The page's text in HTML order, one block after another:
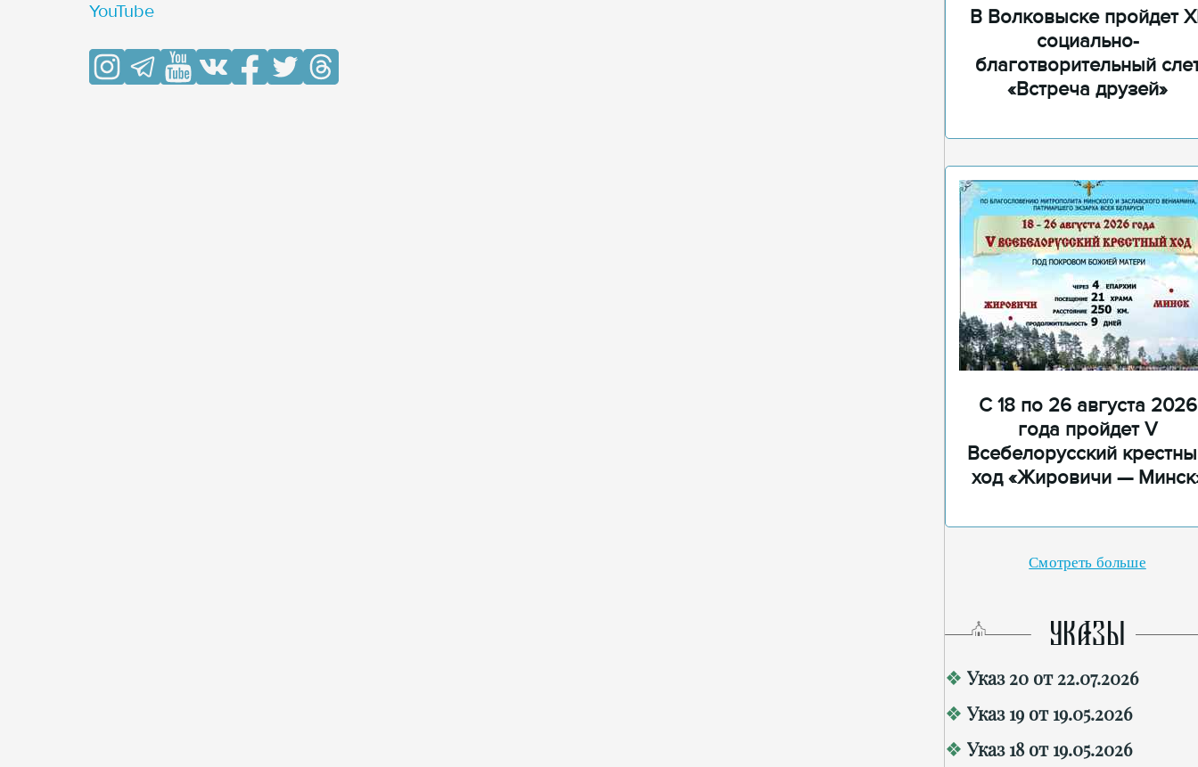
YouTube
В Волковыске пройдет
социально-
благотворительный
«Встреча друзей»
С 18 по 26 августа 2026
года пройдет V
Всебелорусский
ход «Жировичи —
Смотреть больше
УКАЗЫ
Указ 20 от 22.07.2026
Указ 19 от 19.05.2026
Указ 18 от 19.05.2026